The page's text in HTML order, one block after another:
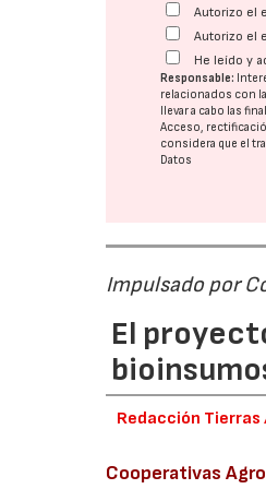
Autorizo el
Autorizo el
He leído y
Responsable:
relacionados con
llevar a cabo las
Acceso,
considera que el
Datos
Impulsado por
El
Redacción
Cooperativas